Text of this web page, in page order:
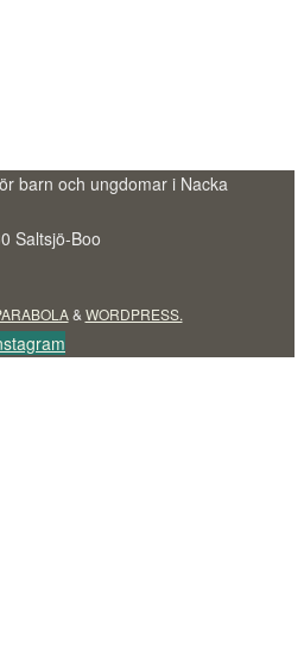
barn och ungdomar i Nacka
Saltsjö-Boo
& WORDPRESS.